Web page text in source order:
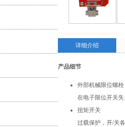
详细介绍
产品细节
外部机械限位螺栓
在电子限位开关
扭矩开关
过载保护，开/关